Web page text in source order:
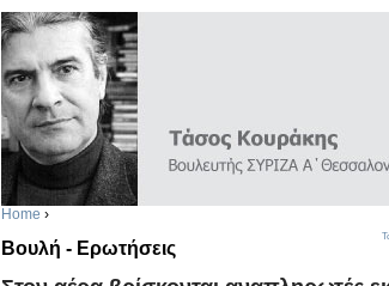
Home ›
Βουλή - Ερωτήσεις